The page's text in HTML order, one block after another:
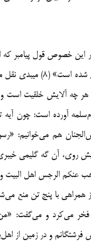
احزاب/33) پنج تن آل عباست در
كه فرمود: «اين آيه درباره
چه آلايش خلقيت است و
آورده است: چون
هؤلاء اهل بيتى‌» (9) در تفسير
آن گه گليمى
عنكم الرجس اهل البيت
فخر مى‌كرد و مى‌گفت:
و در زمين از اهل‌بيت